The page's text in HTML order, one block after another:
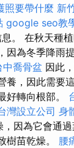
照要帶什麼 新
google seo教
。 在秋天種
因為冬季降雨
中喬骨盆 因此
養，因此需要
好轉向根部。
灣設立公司 身
因為它會通
樹苗乾燥。 腰